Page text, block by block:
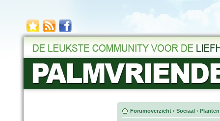
Forumoverzicht ‹ Sociaal ‹